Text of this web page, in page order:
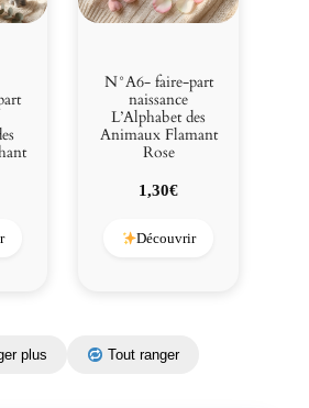
N°A6- faire-part
naissance
L’Alphabet des
Animaux Flamant
Rose
1,30€
Découvrir
plus Tout ranger